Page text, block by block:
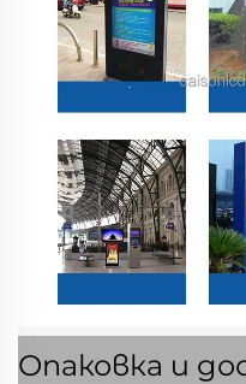
Опаковка и